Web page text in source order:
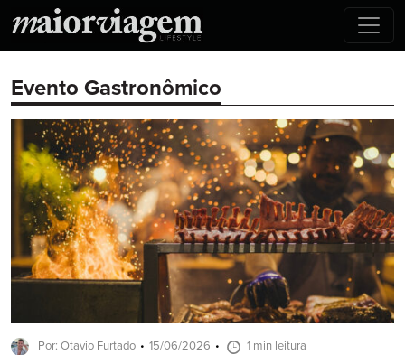
Evento Gastronômico
Por: Otavio Furtado 15/06/2026 1 min leitura